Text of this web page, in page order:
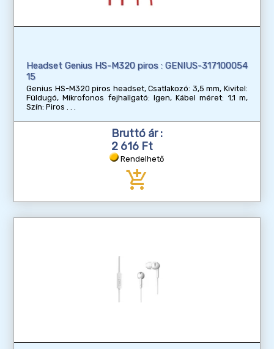
Headset Genius HS-M320 piros : GENIUS-317100054
15
Genius HS-M320 piros headset, Csatlakozó: 3,5 mm, Kivitel:
Füldugó, Mikrofonos fejhallgató: Igen, Kábel méret: 1,1 m,
Szín: Piros
Bruttó ár :
2 616 Ft
Rendelhető
add_shopping_cart